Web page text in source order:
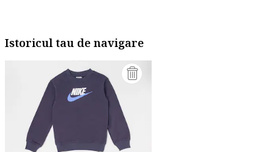
Istoricul tau de navigare